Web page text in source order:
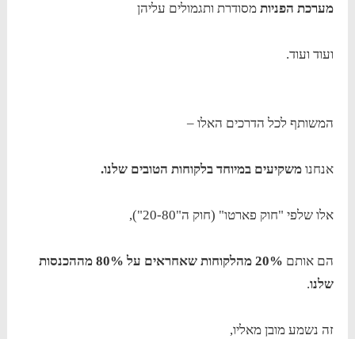
מערכת הפניות מסודרת ותגמולים עליהן
ועוד ועוד.
המשותף לכל הדרכים האלו –
אנחנומשקיעים במיוחד בלקוחות הטובים שלנו.
אלו שלפי "חוק פארטו" (חוק ה"20-80"),
הם אותם
20% מהלקוחות שאחראים על 80% מההכנסות
שלנו.
זה נשמע מובן מאליו,